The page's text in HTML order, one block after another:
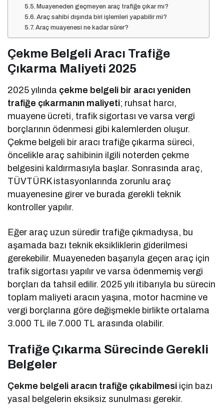
Muayeneden geçmeyen araç trafiğe çıkar mı?
Araç sahibi dışında biri işlemleri yapabilir mi?
Araç muayenesi ne kadar sürer?
Çekme Belgeli Aracı Trafiğe
Çıkarma Maliyeti 2025
2025 yılında çekme belgeli bir aracı yeniden
trafiğe çıkarmanın maliyeti; ruhsat harcı,
muayene ücreti, trafik sigortası ve varsa vergi
borçlarının ödenmesi gibi kalemlerden oluşur.
Çekme belgeli bir aracı trafiğe çıkarma süreci,
öncelikle araç sahibinin ilgili noterden çekme
belgesini kaldırmasıyla başlar. Sonrasında araç,
TÜVTÜRK istasyonlarında zorunlu araç
muayenesine girer ve burada gerekli teknik
kontroller yapılır.
Eğer araç uzun süredir trafiğe çıkmadıysa, bu
aşamada bazı teknik eksikliklerin giderilmesi
gerekebilir. Muayeneden başarıyla geçen araç için
trafik sigortası yapılır ve varsa ödenmemiş vergi
borçları da tahsil edilir. 2025 yılı itibarıyla bu sürecin
toplam maliyeti aracın yaşına, motor hacmine ve
vergi borçlarına göre değişmekle birlikte ortalama
3.000 TL ile 7.000 TL arasında olabilir.
Trafiğe Çıkarma Sürecinde Gerekli
Belgeler
Çekme belgeli aracın trafiğe çıkabilmesi için bazı
yasal belgelerin eksiksiz sunulması gerekir.